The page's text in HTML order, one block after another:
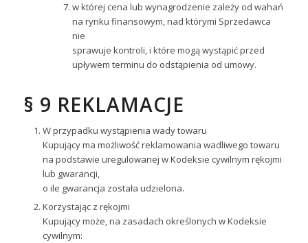
w której cena lub wynagrodzenie zależy od wahań
na rynku finansowym, nad którymi Sprzedawca
nie
sprawuje kontroli, i które mogą wystąpić przed
upływem terminu do odstąpienia od umowy.
§ 9 REKLAMACJE
W przypadku wystąpienia wady towaru
Kupujący ma możliwość reklamowania wadliwego towaru
na podstawie uregulowanej w Kodeksie cywilnym rękojmi
lub gwarancji,
o ile gwarancja została udzielona.
Korzystając z rękojmi
Kupujący może, na zasadach określonych w Kodeksie
cywilnym: